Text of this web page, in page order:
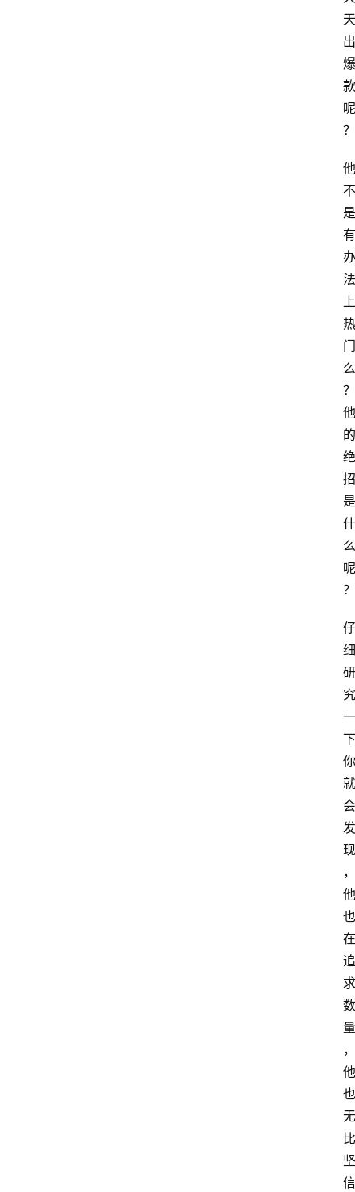
天
出
爆
款
呢
？
他
不
是
有
办
法
上
热
门
么
？
他
的
绝
招
是
什
么
呢
？
仔
细
研
究
一
下
你
就
会
发
现
，
他
也
在
追
求
数
量
，
他
也
无
比
坚
信